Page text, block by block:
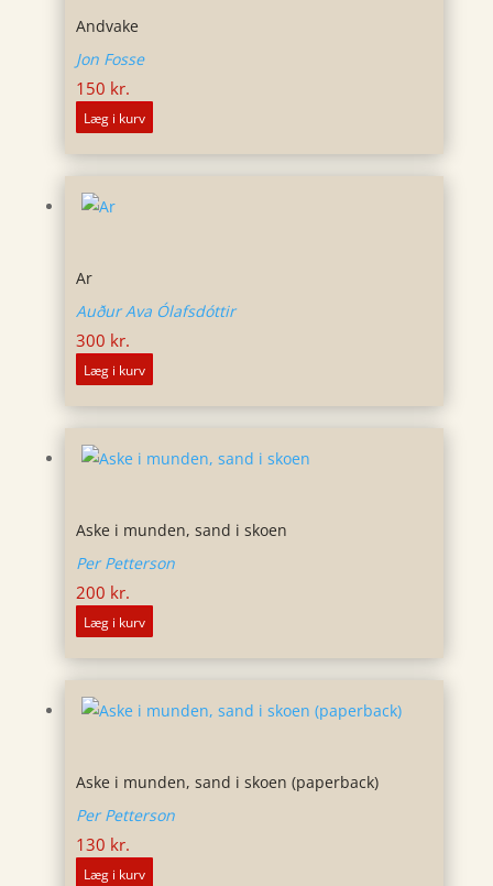
Andvake
Jon Fosse
150 kr.
Læg i kurv
Ar
Auður Ava Ólafsdóttir
300 kr.
Læg i kurv
Aske i munden, sand i skoen
Per Petterson
200 kr.
Læg i kurv
Aske i munden, sand i skoen (paperback)
Per Petterson
130 kr.
Læg i kurv